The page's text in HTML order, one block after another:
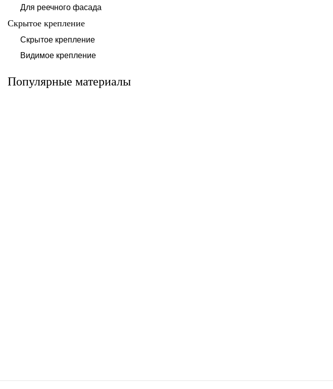
Для реечного фасада
Скрытое крепление
Скрытое крепление
Видимое крепление
Популярные материалы
Система для
облицовки
клинкерными
плитками «под
Альтернатива
Альтернатива